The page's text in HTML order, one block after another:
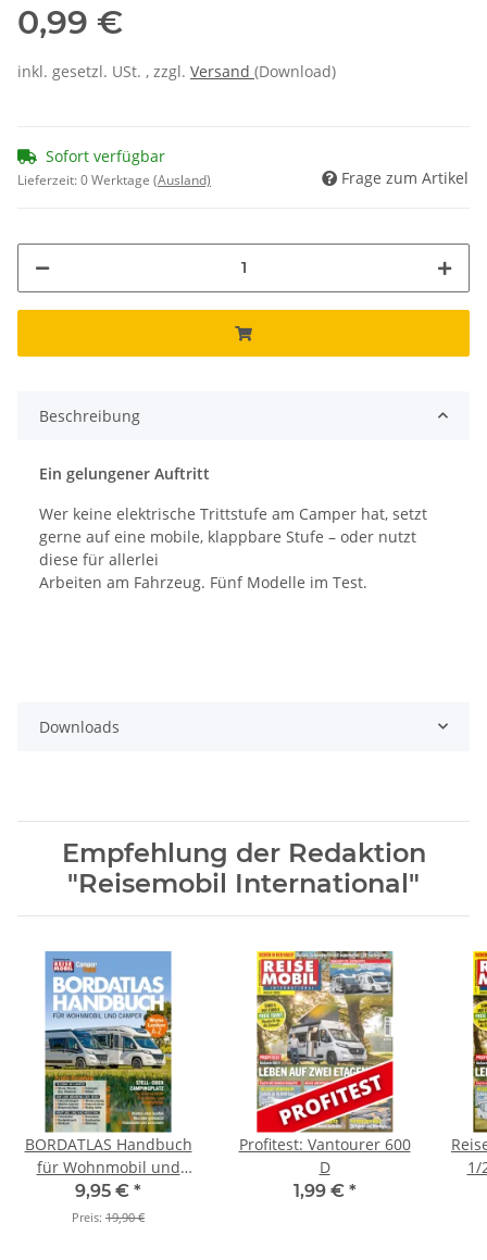
0,99 €
inkl. gesetzl. USt. , zzgl. Versand (Download)
Sofort verfügbar
Lieferzeit:0 Werktage (Ausland) Frage zum Artikel
Beschreibung
Ein gelungener Auftritt
Wer keine elektrische Trittstufe am Camper hat, setzt
gerne auf eine mobile, klappbare Stufe – oder nutzt
diese für allerlei
Arbeiten am Fahrzeug. Fünf Modelle im Test.
Downloads
Empfehlung der Redaktion
"Reisemobil International"
BORDATLAS Handbuch
für Wohnmobil und
Camper
9,95 € *
Preis: 19,90 €
Profitest: Vantourer 600
D
1,99 € *
1/